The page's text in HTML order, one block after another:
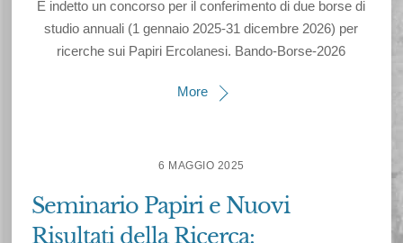
È indetto un concorso per il conferimento di due borse di
studio annuali (1 gennaio 2025-31 dicembre 2026) per
ricerche sui Papiri Ercolanesi. Bando-Borse-2026
More
6 MAGGIO 2025
Seminario Papiri e Nuovi
Risultati della Ricerca: